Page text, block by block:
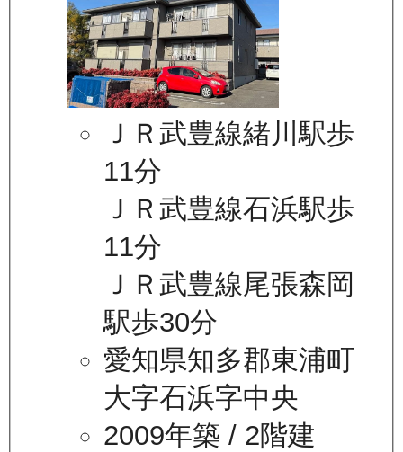
ＪＲ武豊線緒川駅歩
11分
ＪＲ武豊線石浜駅歩
11分
ＪＲ武豊線尾張森岡
駅歩30分
愛知県知多郡東浦町
大字石浜字中央
2009年築 / 2階建